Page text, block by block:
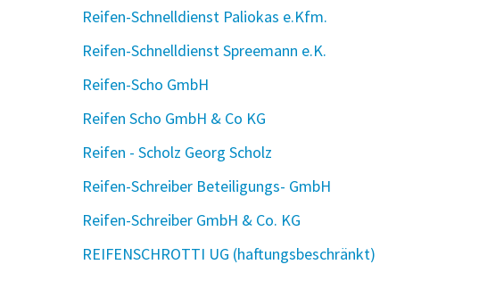
Reifen-Schnelldienst Paliokas e.Kfm.
Reifen-Schnelldienst Spreemann e.K.
Reifen-Scho GmbH
Reifen Scho GmbH & Co KG
Reifen - Scholz Georg Scholz
Reifen-Schreiber Beteiligungs- GmbH
Reifen-Schreiber GmbH & Co. KG
REIFENSCHROTTI UG (haftungsbeschränkt)